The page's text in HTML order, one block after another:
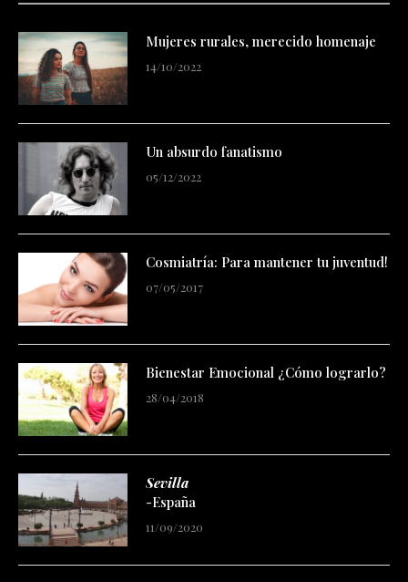
Mujeres rurales, merecido homenaje
14/10/2022
Un absurdo fanatismo
05/12/2022
Cosmiatría: Para mantener tu juventud!
07/05/2017
Bienestar Emocional ¿Cómo lograrlo?
28/04/2018
Sevilla
-España
11/09/2020